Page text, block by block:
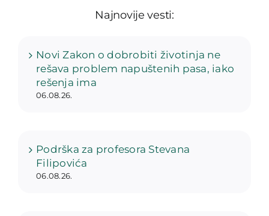
Najnovije vesti:
Novi Zakon o dobrobiti životinja ne
rešava problem napuštenih pasa, iako
rešenja ima
06.08.26.
Podrška za profesora Stevana
Filipovića
06.08.26.